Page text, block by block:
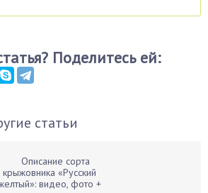
Поделитесь ей:
статьи